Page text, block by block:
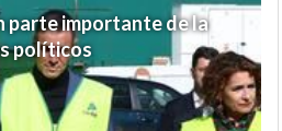
parte importante de la
políticos